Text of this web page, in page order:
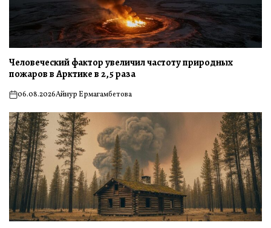
Человеческий фактор увеличил частоту природных
пожаров в Арктике в 2,5 раза
on06.08.2026Айнур Ермагамбетова